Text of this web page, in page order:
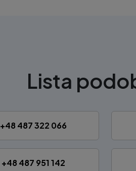
Lista
+48 487 322 066
+48 487 951 142